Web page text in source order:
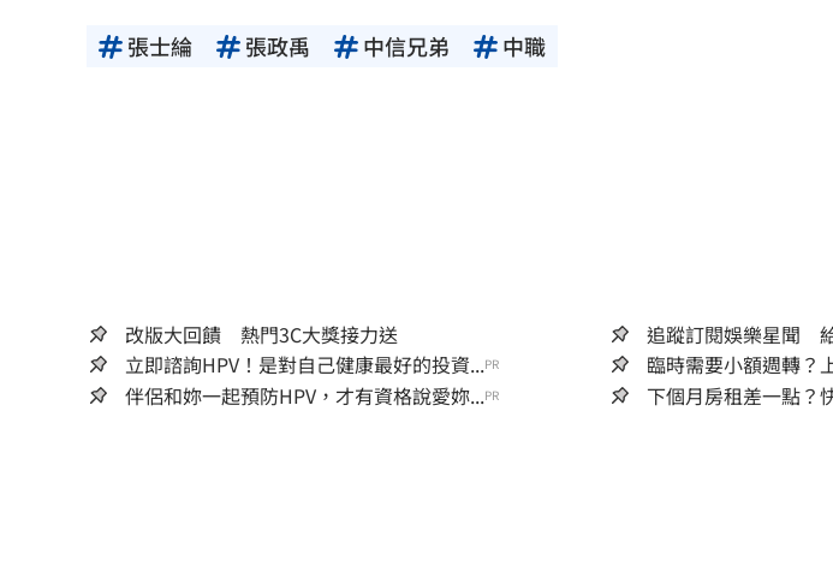
張士綸 張政禹 中信兄弟 中職
改版大回饋 熱門3C大獎接力送
追蹤訂閱娛樂星聞
立即諮詢HPV！是對自己健康最好的投資...PR 臨時需要小額週轉？
伴侶和妳一起預防HPV，才有資格說愛妳...PR 下個月房租差一點？